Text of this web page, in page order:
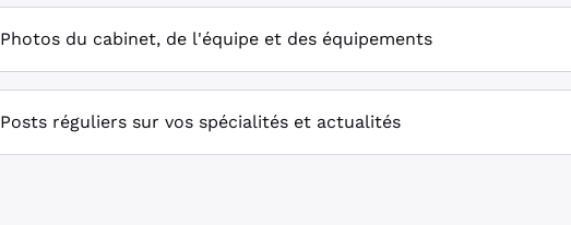
Photos du cabinet, de l'équipe et des équipements
Posts réguliers sur vos spécialités et actualités